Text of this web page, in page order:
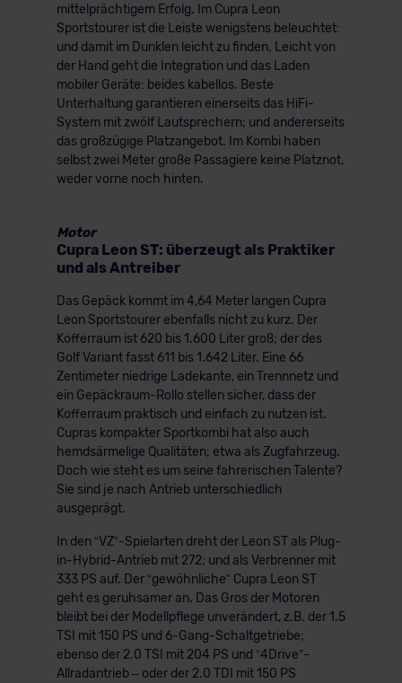
mittelprächtigem Erfolg. Im Cupra Leon
Sportstourer ist die Leiste wenigstens beleuchtet:
und damit im Dunklen leicht zu finden. Leicht von
der Hand geht die Integration und das Laden
mobiler Geräte: beides kabellos. Beste
Unterhaltung garantieren einerseits das HiFi-
System mit zwölf Lautsprechern; und andererseits
das großzügige Platzangebot. Im Kombi haben
selbst zwei Meter große Passagiere keine Platznot,
weder vorne noch hinten.
Motor
Cupra Leon ST: überzeugt als Praktiker
und als Antreiber
Das Gepäck kommt im 4,64 Meter langen Cupra
Leon Sportstourer ebenfalls nicht zu kurz. Der
Kofferraum ist 620 bis 1.600 Liter groß; der des
Golf Variant fasst 611 bis 1.642 Liter. Eine 66
Zentimeter niedrige Ladekante, ein Trennnetz und
ein Gepäckraum-Rollo stellen sicher, dass der
Kofferraum praktisch und einfach zu nutzen ist.
Cupras kompakter Sportkombi hat also auch
hemdsärmelige Qualitäten; etwa als Zugfahrzeug.
Doch wie steht es um seine fahrerischen Talente?
Sie sind je nach Antrieb unterschiedlich
ausgeprägt.
In den “VZ”-Spielarten dreht der Leon ST als Plug-
in-Hybrid-Antrieb mit 272; und als Verbrenner mit
333 PS auf. Der “gewöhnliche” Cupra Leon ST
geht es geruhsamer an. Das Gros der Motoren
bleibt bei der Modellpflege unverändert, z.B. der 1.5
TSI mit 150 PS und 6-Gang-Schaltgetriebe;
ebenso der 2.0 TSI mit 204 PS und “4Drive”-
Allradantrieb – oder der 2.0 TDI mit 150 PS